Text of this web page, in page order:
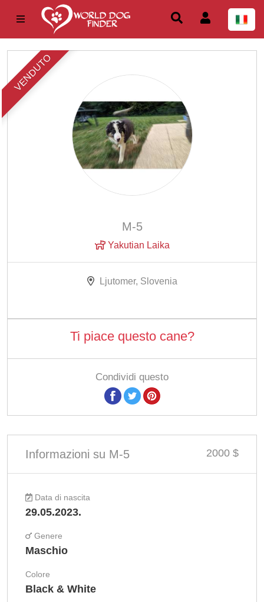
VENDUTO
M-5
Yakutian Laika
Ljutomer, Slovenia
Ti piace questo cane?
Condividi questo
Informazioni su M-5 2000 $
Data di nascita
29.05.2023.
Genere
Maschio
Colore
Black & White